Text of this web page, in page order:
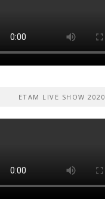
ETAM LIVE SHOW 2020